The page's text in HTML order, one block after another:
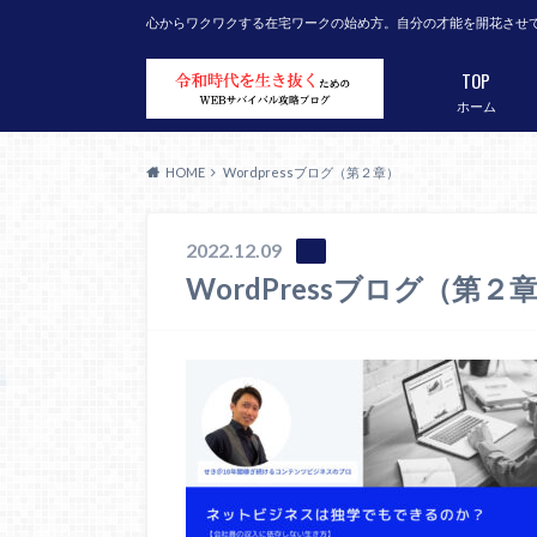
心からワクワクする在宅ワークの始め方。自分の才能を開花させ
ホーム
TOP
HOME Wordpressブログ（第２章）
2022.12.09
WordPressブログ（第２